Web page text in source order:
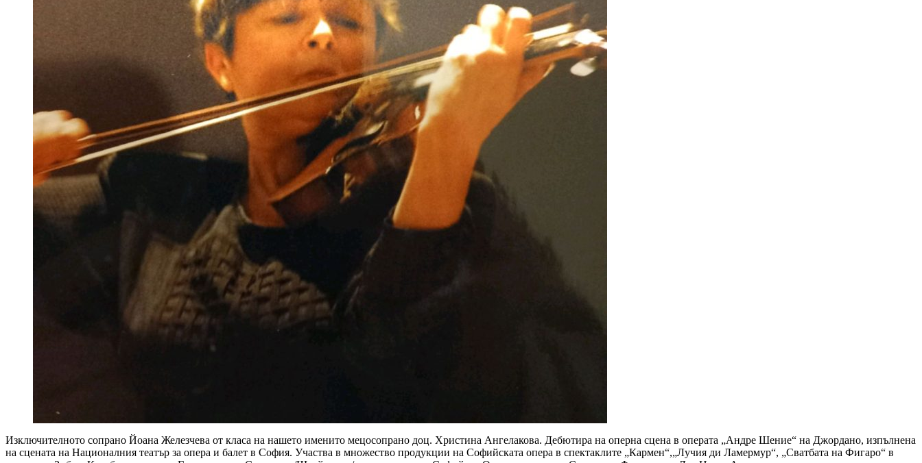
Изключителното сопрано Йоана Железчева от класа на нашето именито мецосопрано доц. Христина Ангелакова. Дебютира на оперна сцена в операта „Андре Шение“ на Джордано, изпълнена
на сцената на Националния театър за опера и балет в София. Участва в множество продукции на Софийската опера в спектаклите „Кармен“,„Лучия ди Ламермур“, „Сватбата на Фигаро“ в